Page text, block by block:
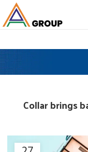
Collar brings